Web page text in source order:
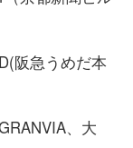
阪急うめだ本
、大